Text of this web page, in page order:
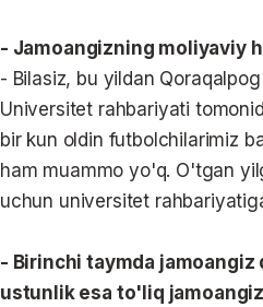
- Jamoangizning moliyaviy
- Bilasiz, bu yildan
Universitet rahbariyati
bir kun oldin futbolchilarimiz
ham muammo yo'q. O'tgan
uchun universitet
- Birinchi taymda
ustunlik esa to'liq